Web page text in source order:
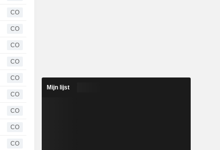
CO
CO
CO
CO
CO
CO
CO
CO
CO
Mijn lijst